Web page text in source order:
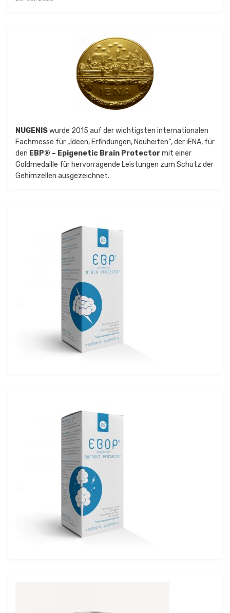
NUGENISwurde 2015 auf der wichtigsten internationalen
Fachmesse für „Ideen, Erfindungen, Neuheiten“, der iENA, für
den EBP® – Epigenetic Brain Protectormit einer
Goldmedaille für hervorragende Leistungen zum Schutz der
Gehirnzellen ausgezeichnet.